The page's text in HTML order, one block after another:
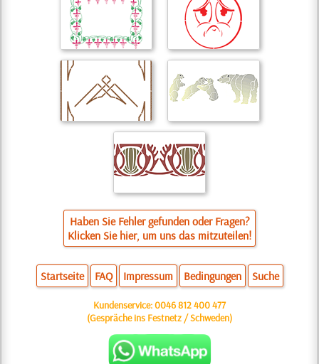
Haben Sie Fehler gefunden oder Fragen?
Klicken Sie hier, um uns das mitzuteilen!
Startseite FAQ Impressum Bedingungen Suche
Kundenservice:0046 812 400 477
(Gespräche ins Festnetz / Schweden)